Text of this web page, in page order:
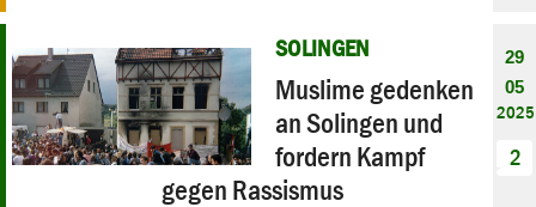
SOLINGEN
Muslime gedenken
an Solingen und
fordern Kampf
gegen Rassismus
29
05
2025
2